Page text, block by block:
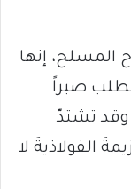
المسلح، إنها
صبراً
وقد تشتدّ
الفولاذيةَ لا